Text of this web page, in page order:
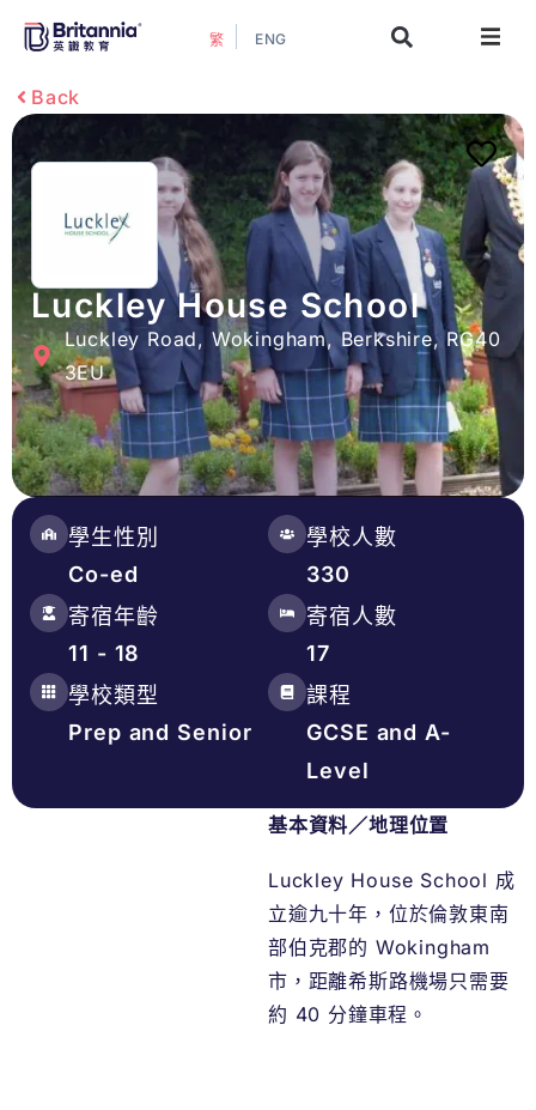
繁 ENG
最新活動
升學指南
升學資訊
增值服務
預約諮詢
Back
Luckley House School
Luckley Road, Wokingham, Berkshire, RG40
3EU
學生性別
Co-ed
寄宿年齡
11 - 18
學校類型
Prep and Senior
學校人數
330
寄宿人數
17
課程
GCSE and A-
Level
基本資料／地理位置
Luckley House School 成
立逾九十年，位於倫敦東南
部伯克郡的 Wokingham
市，距離希斯路機場只需要
約 40 分鐘車程。